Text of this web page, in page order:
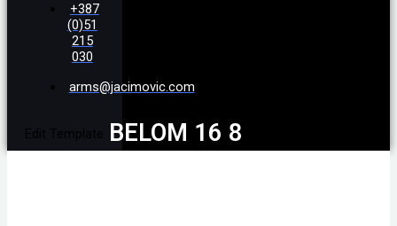
+387
(0)51
215
030
arms@jacimovic.com
Edit Template BELOM 16 8